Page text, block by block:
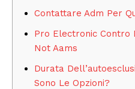
Contattare Adm Per
Pro Electronic Contro
Not Aams
Durata
Sono Le Opzioni?